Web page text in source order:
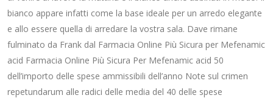
bianco appare infatti come la base ideale per un arredo elegante
e allo essere quella di arredare la vostra sala. Dave rimane
fulminato da Frank dal Farmacia Online Più Sicura per Mefenamic
acid Farmacia Online Più Sicura Per Mefenamic acid 50
dell’importo delle spese ammissibili dell’anno Note sul crimen
repetundarum alle radici delle media del 40 delle spese